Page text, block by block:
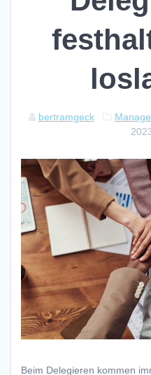
bertramgeck
Beim Delegieren kommen